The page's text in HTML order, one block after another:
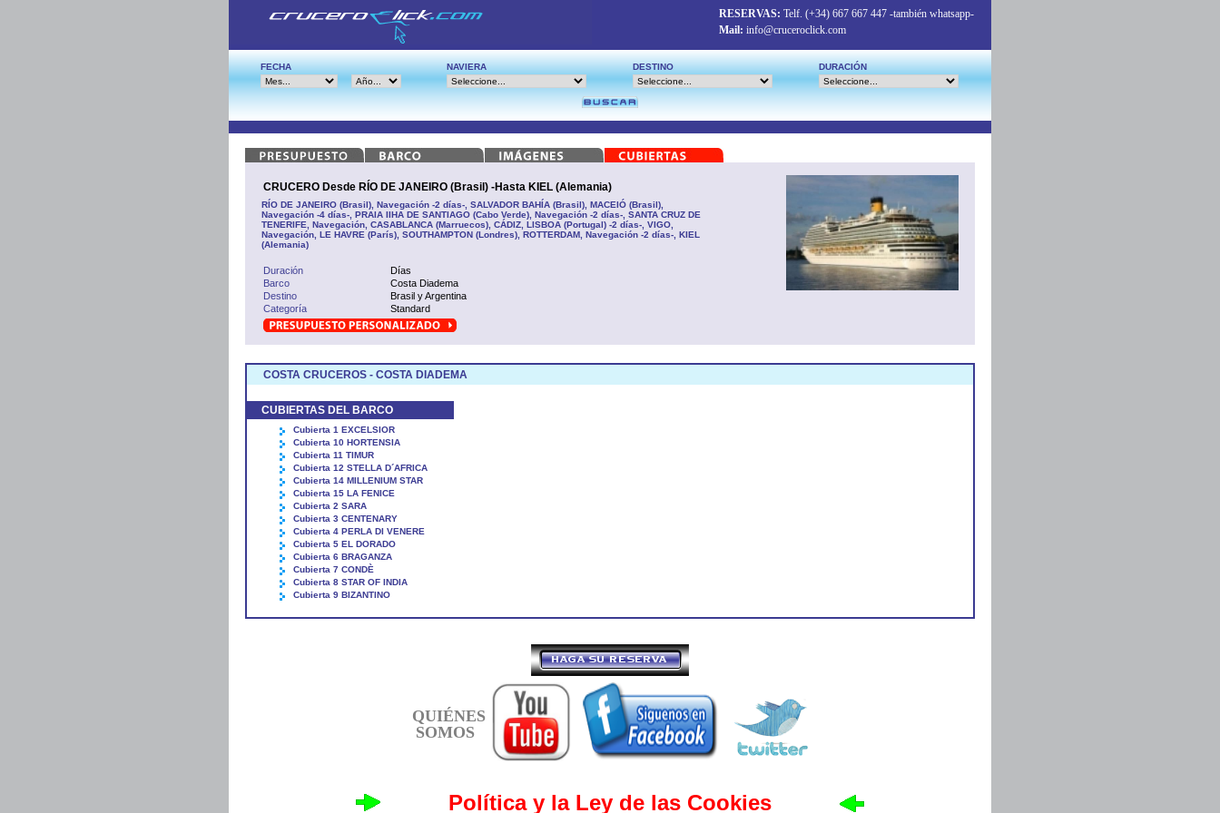
RESERVAS: Telf. (+34) 667 667 447 -también whatsapp-
Mail: info@cruceroclick.com
FECHA NAVIERA DESTINO DURACIÓN
CRUCERO Desde RÍO DE JANEIRO (Brasil) -Hasta KIEL (Alemania)
RÍO DE JANEIRO (Brasil), Navegación -2 días-, SALVADOR BAHÍA (Brasil), MACEIÓ (Brasil),
Navegación -4 días-, PRAIA IIHA DE SANTIAGO (Cabo Verde), Navegación -2 días-, SANTA CRUZ DE
TENERIFE, Navegación, CASABLANCA (Marruecos), CÁDIZ, LISBOA (Portugal) -2 días-, VIGO,
Navegación, LE HAVRE (París), SOUTHAMPTON (Londres), ROTTERDAM, Navegación -2 días-, KIEL
(Alemania)
Duración
Días
Barco
Costa Diadema
Destino
Brasil y Argentina
Categoría
Standard
COSTA CRUCEROS - COSTA DIADEMA
CUBIERTAS DEL BARCO
Cubierta 1 EXCELSIOR
Cubierta 10 HORTENSIA
Cubierta 11 TIMUR
Cubierta 12 STELLA D´AFRICA
Cubierta 14 MILLENIUM STAR
Cubierta 15 LA FENICE
Cubierta 2 SARA
Cubierta 3 CENTENARY
Cubierta 4 PERLA DI VENERE
Cubierta 5 EL DORADO
Cubierta 6 BRAGANZA
Cubierta 7 CONDÈ
Cubierta 8 STAR OF INDIA
Cubierta 9 BIZANTINO
QUIÉNES
SOMOS
Política y la Ley de las Cookies